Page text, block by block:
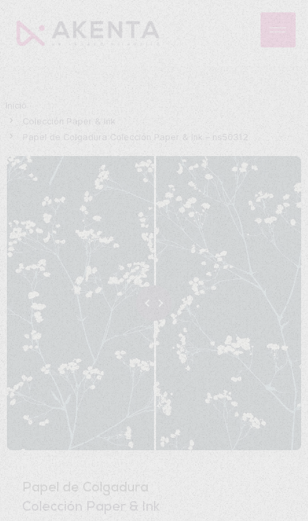
Inicio
Colección Paper & Ink
Papel de Colgadura Colección Paper & Ink – ns50312
Papel de Colgadura
Colección Paper & Ink